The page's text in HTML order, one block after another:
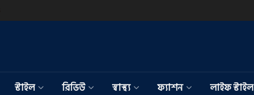
স্টাইল রিভিউ স্বাস্থ্য ফ্যাশন লাইফ স্টাইল